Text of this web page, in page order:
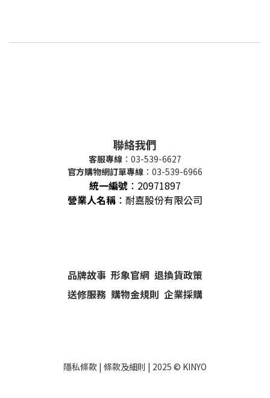
聯絡我們
客服專線 ：03-539-6627
官方購物網訂單專線 ：03-539-6966
統一編號 ： 20971897
營業人名稱 ：耐嘉股份有限公司
品牌故事 形象官網 退換貨政策
送修服務 購物金規則 企業採購
隱私條款 | 條款及細則 | 2025 © KINYO